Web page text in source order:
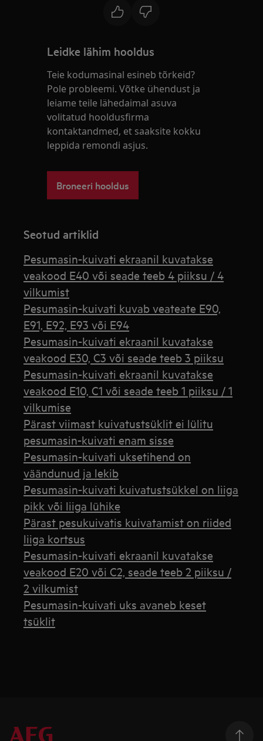
Leidke lähim hooldus
Teie kodumasinal esineb tõrkeid?
Pole probleemi. Võtke ühendust ja
leiame teile lähedaimal asuva
volitatud hooldusfirma
kontaktandmed, et saaksite kokku
leppida remondi asjus.
Broneeri hooldus
Seotud artiklid
Pesumasin-kuivati ekraanil kuvatakse
veakood E40 või seade teeb 4 piiksu / 4
vilkumist
Pesumasin-kuivati kuvab veateate E90,
E91, E92, E93 või E94
Pesumasin-kuivati ekraanil kuvatakse
veakood E30, C3 või seade teeb 3 piiksu
Pesumasin-kuivati ekraanil kuvatakse
veakood E10, C1 või seade teeb 1 piiksu / 1
vilkumise
Pärast viimast kuivatustsüklit ei lülitu
pesumasin-kuivati enam sisse
Pesumasin-kuivati uksetihend on
väändunud ja lekib
Pesumasin-kuivati kuivatustsükkel on liiga
pikk või liiga lühike
Pärast pesukuivatis kuivatamist on riided
liiga kortsus
Pesumasin-kuivati ekraanil kuvatakse
veakood E20 või C2, seade teeb 2 piiksu /
2 vilkumist
Pesumasin-kuivati uks avaneb keset
tsüklit